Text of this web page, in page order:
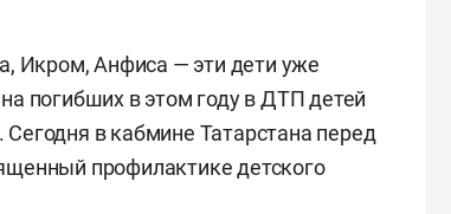
Икром, Анфиса — эти дети уже
погибших в этом году в ДТП детей
Сегодня в кабмине Татарстана перед
профилактике детского